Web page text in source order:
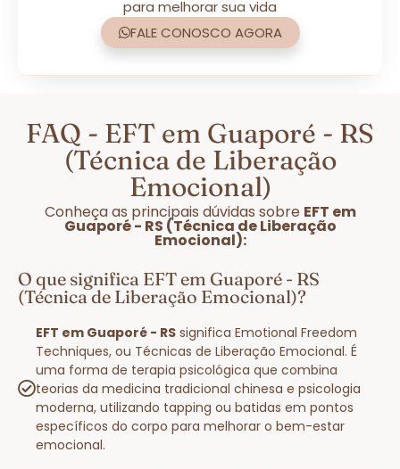
para melhorar sua vida
FALE CONOSCO AGORA
FAQ - EFT em Guaporé - RS
(Técnica de Liberação
Emocional)
Conheça as principais dúvidas sobre EFT em
Guaporé - RS (Técnica de Liberação
Emocional):
O que significa EFT em Guaporé - RS
(Técnica de Liberação Emocional)?
EFT em Guaporé - RS significa Emotional Freedom
Techniques, ou Técnicas de Liberação Emocional. É
uma forma de terapia psicológica que combina
teorias da medicina tradicional chinesa e psicologia
moderna, utilizando tapping ou batidas em pontos
específicos do corpo para melhorar o bem-estar
emocional.